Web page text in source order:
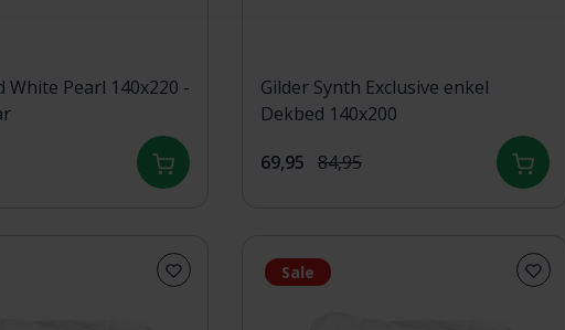
White Pearl 140x220 -
Gilder Synth Exclusive enkel
Dekbed 140x200
69,95 84,95
Sale